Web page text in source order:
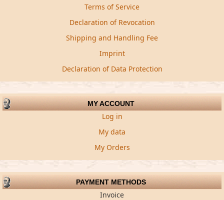
Terms of Service
Declaration of Revocation
Shipping and Handling Fee
Imprint
Declaration of Data Protection
MY ACCOUNT
Log in
My data
My Orders
PAYMENT METHODS
Invoice